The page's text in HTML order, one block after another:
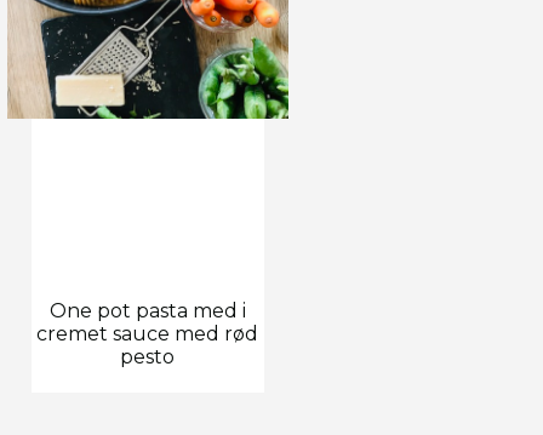
One pot pasta med i
cremet sauce med rød
pesto